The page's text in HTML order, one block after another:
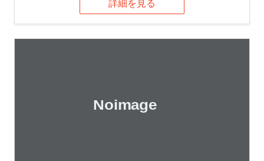
詳細を見る